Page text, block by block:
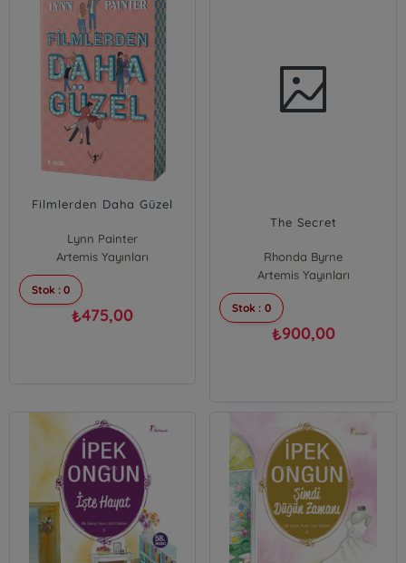
Filmlerden Daha Güzel
Lynn Painter
Artemis Yayınları
Stok : 0
₺475,00
The Secret
Rhonda Byrne
Artemis Yayınları
Stok : 0
₺900,00